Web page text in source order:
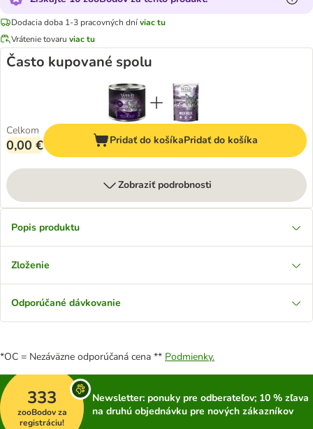
Dodacia doba 1-3 pracovných dníviac tu
Vrátenie tovaru viac tu
Často kupované spolu
Celkom
0,00 € Pridať do košíkaPridať do košíka
Zobraziť podrobnosti
Popis produktu
Zloženie
Odporúčané dávkovanie
*OC = Nezáväzne odporúčaná cena ** Podmienky.
333
zooBodov za
registráciu!
Newsletter: ponuky pre odberateľov; 10 % zľava
na druhú objednávku pre nových zákazníkov